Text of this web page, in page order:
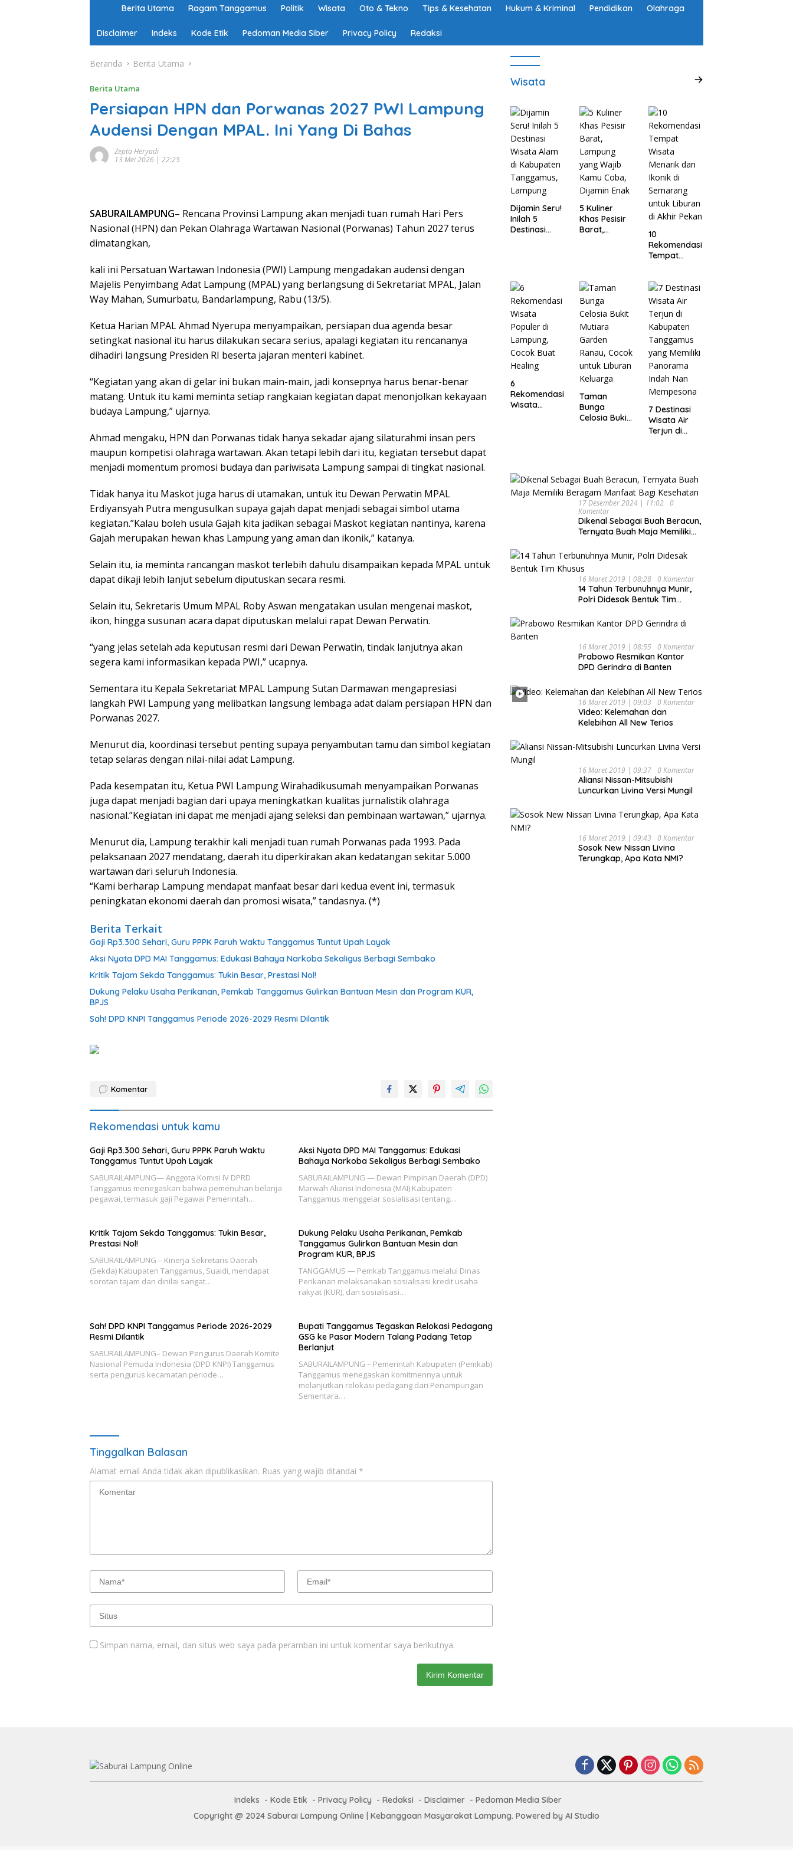
m
e
Berita Utama Ragam Tanggamus Politik Wisata Oto & Tekno Tips & Kesehatan Hukum & Kriminal Pendidikan Olahraga
Disclaimer Indeks Kode Etik Pedoman Media Siber Privacy Policy Redaksi
Beranda Berita Utama
Berita Utama
Persiapan HPN dan Porwanas 2027 PWI Lampung
Audensi Dengan MPAL. Ini Yang Di Bahas
Zepta Heryadi
13 Mei 2026 | 22:25
SABURAILAMPUNG– Rencana Provinsi Lampung akan menjadi tuan rumah Hari Pers
Nasional (HPN) dan Pekan Olahraga Wartawan Nasional (Porwanas) Tahun 2027 terus
dimatangkan,
kali ini Persatuan Wartawan Indonesia (PWI) Lampung mengadakan audensi dengan
Majelis Penyimbang Adat Lampung (MPAL) yang berlangsung di Sekretariat MPAL, Jalan
Way Mahan, Sumurbatu, Bandarlampung, Rabu (13/5).
Ketua Harian MPAL Ahmad Nyerupa menyampaikan, persiapan dua agenda besar
setingkat nasional itu harus dilakukan secara serius, apalagi kegiatan itu rencananya
dihadiri langsung Presiden RI beserta jajaran menteri kabinet.
“Kegiatan yang akan di gelar ini bukan main-main, jadi konsepnya harus benar-benar
matang. Untuk itu kami meminta setiap rangkaian kegiatan dapat menonjolkan kekayaan
budaya Lampung,” ujarnya.
Ahmad mengaku, HPN dan Porwanas tidak hanya sekadar ajang silaturahmi insan pers
maupun kompetisi olahraga wartawan. Akan tetapi lebih dari itu, kegiatan tersebut dapat
menjadi momentum promosi budaya dan pariwisata Lampung sampai di tingkat nasional.
Tidak hanya itu Maskot juga harus di utamakan, untuk itu Dewan Perwatin MPAL
Erdiyansyah Putra mengusulkan supaya gajah dapat menjadi sebagai simbol utama
kegiatan.”Kalau boleh usula Gajah kita jadikan sebagai Maskot kegiatan nantinya, karena
Gajah merupakan hewan khas Lampung yang aman dan ikonik,” katanya.
Selain itu, ia meminta rancangan maskot terlebih dahulu disampaikan kepada MPAL untuk
dapat dikaji lebih lanjut sebelum diputuskan secara resmi.
Selain itu, Sekretaris Umum MPAL Roby Aswan mengatakan usulan mengenai maskot,
ikon, hingga susunan acara dapat diputuskan melalui rapat Dewan Perwatin.
“yang jelas setelah ada keputusan resmi dari Dewan Perwatin, tindak lanjutnya akan
segera kami informasikan kepada PWI,” ucapnya.
Sementara itu Kepala Sekretariat MPAL Lampung Sutan Darmawan mengapresiasi
langkah PWI Lampung yang melibatkan langsung lembaga adat dalam persiapan HPN dan
Porwanas 2027.
Menurut dia, koordinasi tersebut penting supaya penyambutan tamu dan simbol kegiatan
tetap selaras dengan nilai-nilai adat Lampung.
Pada kesempatan itu, Ketua PWI Lampung Wirahadikusumah menyampaikan Porwanas
juga dapat menjadi bagian dari upaya meningkatkan kualitas jurnalistik olahraga
nasional.”Kegiatan ini dapat me menjadi ajang seleksi dan pembinaan wartawan,” ujarnya.
Menurut dia, Lampung terakhir kali menjadi tuan rumah Porwanas pada 1993. Pada
pelaksanaan 2027 mendatang, daerah itu diperkirakan akan kedatangan sekitar 5.000
wartawan dari seluruh Indonesia.
“Kami berharap Lampung mendapat manfaat besar dari kedua event ini, termasuk
peningkatan ekonomi daerah dan promosi wisata,” tandasnya. (*)
Berita Terkait
Gaji Rp3.300 Sehari, Guru PPPK Paruh Waktu Tanggamus Tuntut Upah Layak
Aksi Nyata DPD MAI Tanggamus: Edukasi Bahaya Narkoba Sekaligus Berbagi Sembako
Kritik Tajam Sekda Tanggamus: Tukin Besar, Prestasi Nol!
Dukung Pelaku Usaha Perikanan, Pemkab Tanggamus Gulirkan Bantuan Mesin dan Program KUR,
BPJS
Sah! DPD KNPI Tanggamus Periode 2026-2029 Resmi Dilantik
Komentar
Rekomendasi untuk kamu
Gaji Rp3.300 Sehari, Guru PPPK Paruh Waktu
Tanggamus Tuntut Upah Layak
SABURAILAMPUNG— Anggota Komisi IV DPRD
Tanggamus menegaskan bahwa pemenuhan belanja
pegawai, termasuk gaji Pegawai Pemerintah…
Aksi Nyata DPD MAI Tanggamus: Edukasi
Bahaya Narkoba Sekaligus Berbagi Sembako
SABURAILAMPUNG — Dewan Pimpinan Daerah (DPD)
Marwah Aliansi Indonesia (MAI) Kabupaten
Tanggamus menggelar sosialisasi tentang…
Kritik Tajam Sekda Tanggamus: Tukin Besar,
Prestasi Nol!
SABURAILAMPUNG – Kinerja Sekretaris Daerah
(Sekda) Kabupaten Tanggamus, Suaidi, mendapat
sorotan tajam dan dinilai sangat…
Dukung Pelaku Usaha Perikanan, Pemkab
Tanggamus Gulirkan Bantuan Mesin dan
Program KUR, BPJS
TANGGAMUS — Pemkab Tanggamus melalui Dinas
Perikanan melaksanakan sosialisasi kredit usaha
rakyat (KUR), dan sosialisasi…
Sah! DPD KNPI Tanggamus Periode 2026-2029
Resmi Dilantik
SABURAILAMPUNG– Dewan Pengurus Daerah Komite
Nasional Pemuda Indonesia (DPD KNPI) Tanggamus
serta pengurus kecamatan periode…
Bupati Tanggamus Tegaskan Relokasi Pedagang
GSG ke Pasar Modern Talang Padang Tetap
Berlanjut
SABURAILAMPUNG – Pemerintah Kabupaten (Pemkab)
Tanggamus menegaskan komitmennya untuk
melanjutkan relokasi pedagang dari Penampungan
Sementara…
Tinggalkan Balasan
Alamat email Anda tidak akan dipublikasikan. Ruas yang wajib ditandai *
Simpan nama, email, dan situs web saya pada peramban ini untuk komentar saya berikutnya.
Wisata
Dijamin Seru!
Inilah 5
Destinasi
5 Kuliner
Khas Pesisir
Barat,
10
Rekomendasi
Tempat
Ikonik di
Semarang
untuk Liburan
di Akhir
Pekan
6
Rekomendasi
Wisata
Taman
Bunga
Celosia Bukit
7 Destinasi
Wisata Air
Terjun di
Indah Nan
Mempesona
17 Desember 2024 | 11:02
0
Komentar
Dikenal Sebagai Buah Beracun,
Ternyata Buah Maja Memiliki
Kesehatan
16 Maret 2019 | 08:28 0 Komentar
14 Tahun Terbunuhnya Munir,
Polri Didesak Bentuk Tim
16 Maret 2019 | 08:55 0 Komentar
Prabowo Resmikan Kantor
DPD Gerindra di Banten
16 Maret 2019 | 09:03 0 Komentar
Video: Kelemahan dan
Kelebihan All New Terios
16 Maret 2019 | 09:37 0 Komentar
Aliansi Nissan-Mitsubishi
Luncurkan Livina Versi Mungil
16 Maret 2019 | 09:43 0 Komentar
Sosok New Nissan Livina
Terungkap, Apa Kata NMI?
Indeks Kode Etik Privacy Policy Redaksi Disclaimer
Pedoman Media Siber
Copyright @ 2024 Saburai Lampung Online | Kebanggaan Masyarakat Lampung. Powered by AI Studio